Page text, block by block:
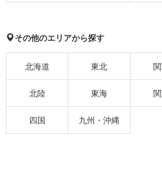
その他のエリアから探す
北海道 東北
北陸 東海
四国 九州・沖縄